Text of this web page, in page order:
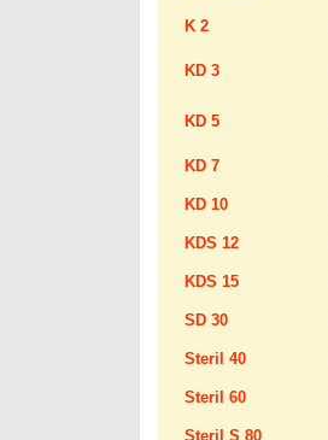
K 2
KD 3
KD 5
KD 7
KD 10
KDS 12
KDS 15
SD 30
Steril 40
Steril 60
Steril S 80